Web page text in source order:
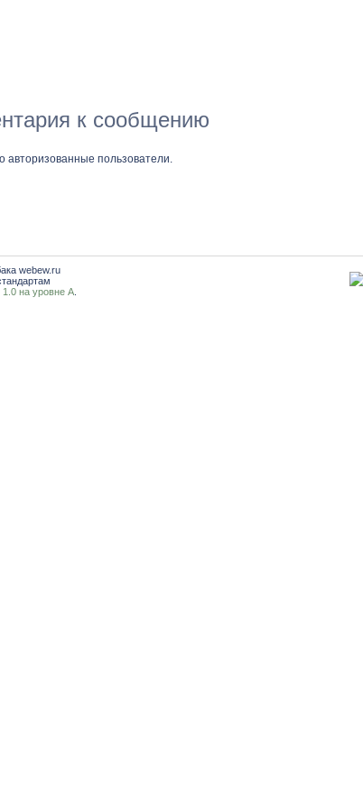
к сообщению
авторизованные пользователи.
webew.ru
на уровне A